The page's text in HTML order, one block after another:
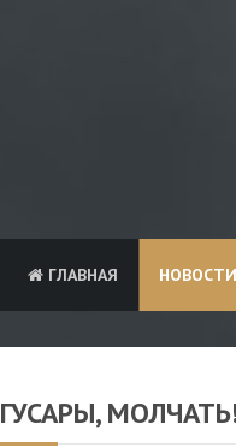
ГЛАВНАЯ НОВОСТИ